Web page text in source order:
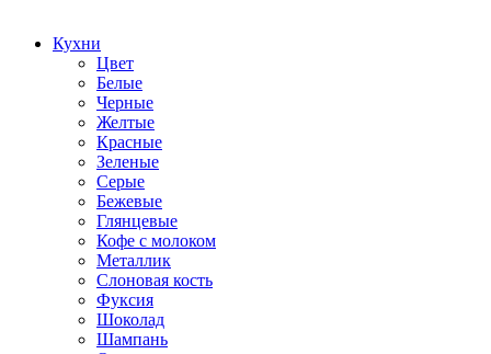
Кухни
Цвет
Белые
Черные
Желтые
Красные
Зеленые
Серые
Бежевые
Глянцевые
Кофе с молоком
Металлик
Слоновая кость
Фуксия
Шоколад
Шампань